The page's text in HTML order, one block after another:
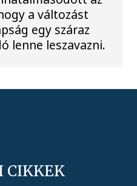
a változást
egy száraz
lenne leszavazni.
CIKKEK